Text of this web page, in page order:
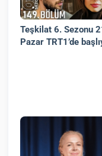
Teşkilat 6. Sezonu
Pazar TRT1’de